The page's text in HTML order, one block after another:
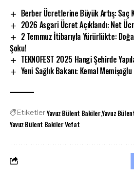
Berber Ücretlerine Büyük Artış: Saç
2026 Asgari Ücret Açıklandı: Net
2 Temmuz İtibarıyla Yürürlükte:
Şoku!
TEKNOFEST 2025 Hangi Şehirde
Yeni Sağlık Bakanı: Kemal
EtiketlerYavuz Bülent BakilerYavuz
Yavuz Bülent Bakiler Vefat